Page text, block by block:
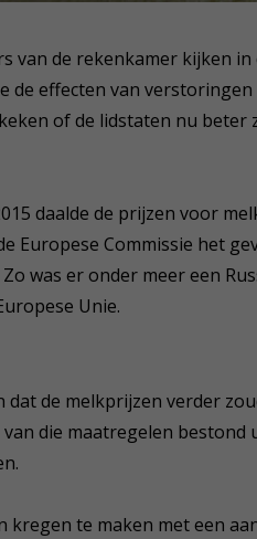
van de rekenkamer kijken
de effecten van
of de lidstaten nu
daalde de prijzen voor
Europese Commissie het
was er onder meer een
Unie.
de melkprijzen verder
van die maatregelen
kregen te maken met een